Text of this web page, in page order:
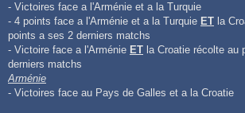
- Victoires face a l'Arménie et a la Turquie
- 4 points face a l'Arménie et a la Turquie ET la
points a ses 2 derniers matchs
- Victoire face a l'Arménie ET la Croatie récolte
derniers matchs
Arménie
- Victoires face au Pays de Galles et a la Croatie